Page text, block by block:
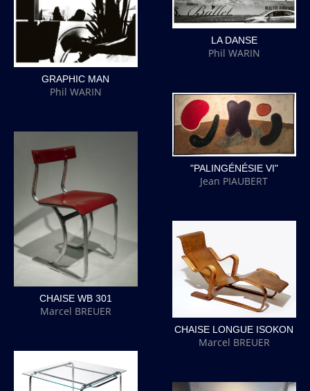
LA DANSE
Phil WARIN
GRAPHIC MAN
Phil WARIN
"PALINGÉNÉSIE VI"
Jean PIAUBERT
CHAISE WB 301
Marcel BREUER
CHAISE LONGUE ISOKON
Marcel BREUER